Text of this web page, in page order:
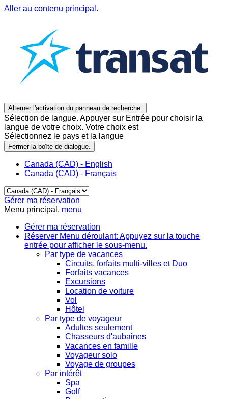
Aller au contenu principal.
Alterner l'activation du panneau de recherche.
Sélection de langue. Appuyer sur Entrée pour choisir la
langue de votre choix. Votre choix est
Sélectionnez le pays et la langue
Fermer la boîte de dialogue.
Canada (CAD) - English
Canada (CAD) - Français
Gérer ma réservation
Menu principal. menu
Gérer ma réservation
Réserver Menu déroulant: Appuyez sur la touche
entrée pour afficher le sous-menu.
Par type de vacances
Circuits, forfaits multi-villes et Duo
Forfaits vacances
Excursions
Location de voiture
Vol
Hôtel
Par type de voyageur
Adultes seulement
Chasseurs d'aubaines
Vacances en famille
Voyageur solo
Voyage de groupes
Par intérêt
Spa
Golf